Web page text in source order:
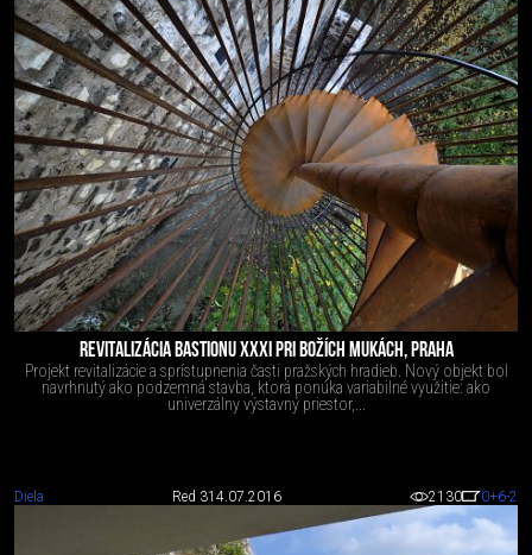
REVITALIZÁCIA BASTIONU XXXI PRI BOŽÍCH MUKÁCH, PRAHA
Projekt revitalizácie a sprístupnenia časti pražských hradieb. Nový objekt bol
navrhnutý ako podzemná stavba, ktorá ponúka variabilné využitie: ako
univerzálny výstavný priestor,...
Diela Red 314.07.2016 2130 0+6-2